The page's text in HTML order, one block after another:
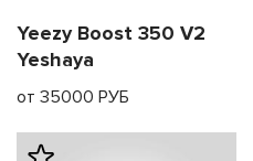
Yeezy Boost 350 V2
Yeshaya
от 35000 РУБ